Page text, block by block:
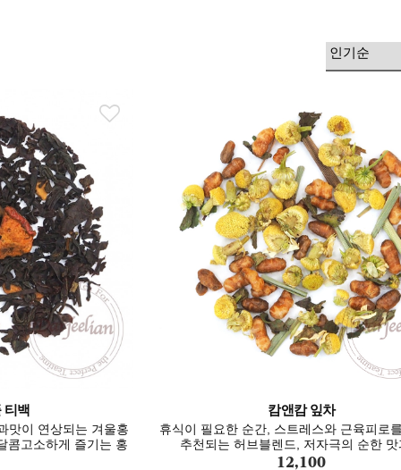
티백
맛이 연상되는 겨울홍
콤고소하게 즐기는 홍
캄앤캄 잎차
휴식이 필요한 순간, 스트레스와 근육피로
추천되는 허브블렌드, 저자극의 순한 맛
12,100